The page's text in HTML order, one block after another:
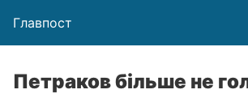
Главпост
Петраков більше не